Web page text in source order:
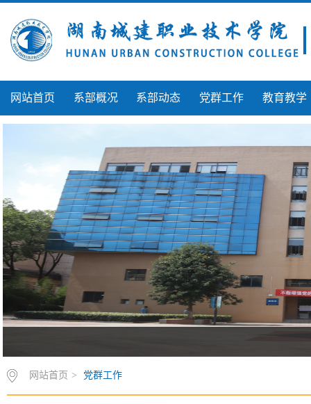
网站首页 系部概况 系部动态 党群工作 教育教学
网站首页 > 党群工作